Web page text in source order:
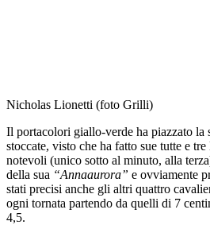
Nicholas Lionetti (foto Grilli)
Il portacolori giallo-verde ha piazzato la
stoccate, visto che ha fatto sue tutte e
notevoli (unico sotto al minuto, alla
della sua “Annaaurora” e ovviamente
stati precisi anche gli altri quattro
ogni tornata partendo da quelli di 7
4,5.